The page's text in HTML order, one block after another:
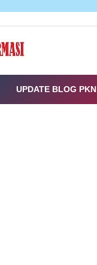
UPDATE BLOG PKN